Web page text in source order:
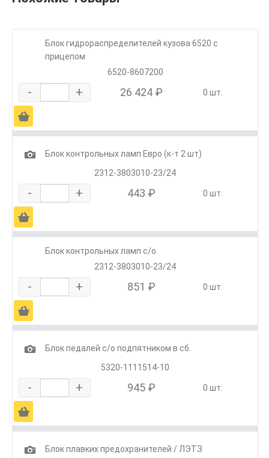
Блок гидрораспределителей кузова 6520 с
прицепом
6520-8607200
- + 26 424 ₽ 0 шт.
Ä
1
Блок контрольных ламп Евро (к-т 2 шт)
2312-3803010-23/24
- + 443 ₽ 0 шт.
Ä
Блок контрольных ламп с/о
2312-3803010-23/24
- + 851 ₽ 0 шт.
Ä
1
Блок педалей с/о подпятником в сб.
5320-1111514-10
- + 945 ₽ 0 шт.
Ä
1
Блок плавких предохранителей / ЛЭТЗ